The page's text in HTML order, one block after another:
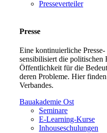
Presseverteiler
Presse
Eine kontinuierliche
sensibilisiert die politischen
Öffentlichkeit für die
deren Probleme. Hier
Verbandes.
Bauakademie Ost
Seminare
E-Learning-Kurse
Inhouseschulungen